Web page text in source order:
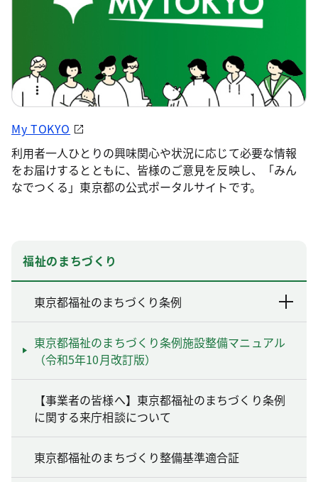
My TOKYO
利用者一人ひとりの興味関心や状況に応じて必要な情報
をお届けするとともに、皆様のご意見を反映し、「みん
なでつくる」東京都の公式ポータルサイトです。
福祉のまちづくり
東京都福祉のまちづくり条例
東京都福祉のまちづくり条例施設整備マニュアル
（令和5年10月改訂版）
【事業者の皆様へ】東京都福祉のまちづくり条例
に関する来庁相談について
東京都福祉のまちづくり整備基準適合証